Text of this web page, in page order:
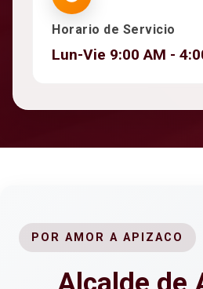
Horario de Servicio
Lun-Vie 9:00 AM -
POR AMOR A APIZACO